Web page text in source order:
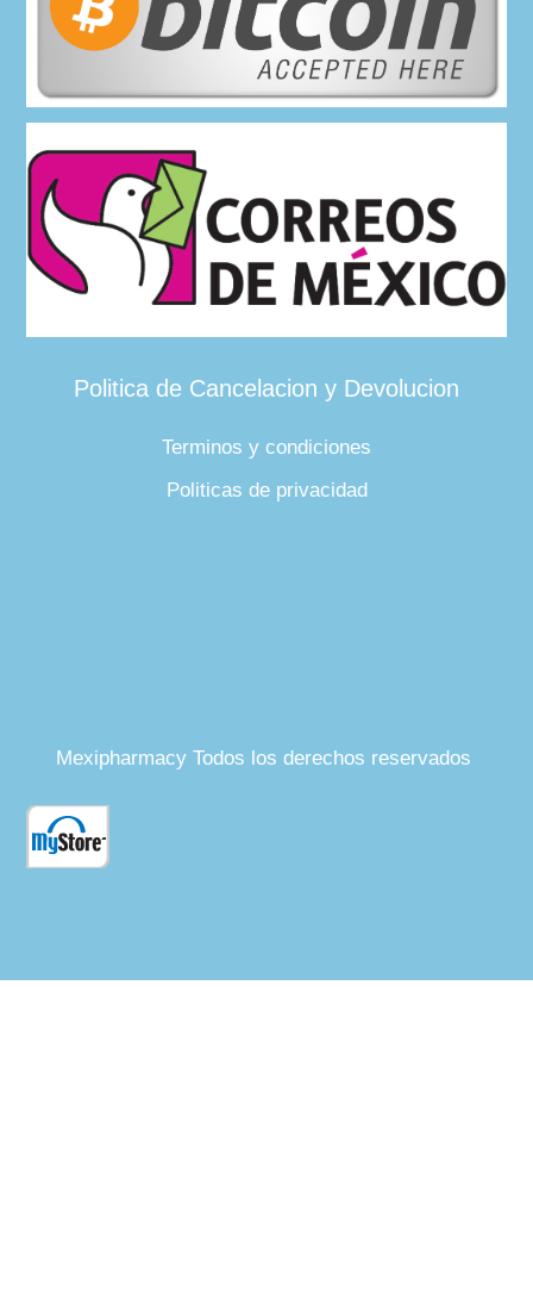
Politica de Cancelacion y Devolucion
Terminos y condiciones
Politicas de privacidad
Mexipharmacy Todos los derechos reservados